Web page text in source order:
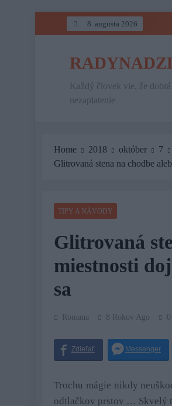
8. augusta 2026
Každý človek vie, že dobrá
nezaplatenie
Home 2018 október
7
Glitrovaná stena na chodbe
TIPY A NÁVODY
Glitrovaná
miestnosti
sa
Romana 8 Rokov Ago 0
Trochu mágie nikdy
odtlačkov prstov … Skvelý